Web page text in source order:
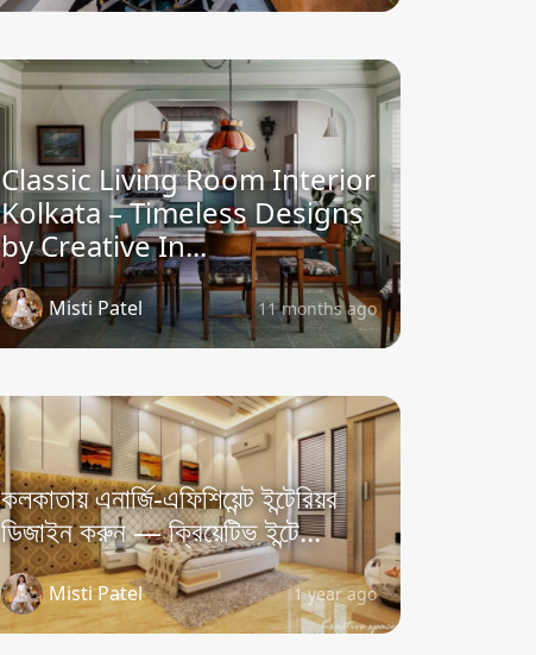
Classic Living Room Interior
Kolkata – Timeless Designs
by Creative In...
Misti Patel 11 months ago
কলকাতায় এনার্জি-এফিশিয়েন্ট ইন্টেরিয়র
ডিজাইন করুন — ক্রিয়েটিভ ইন্টে...
Misti Patel 1 year ago